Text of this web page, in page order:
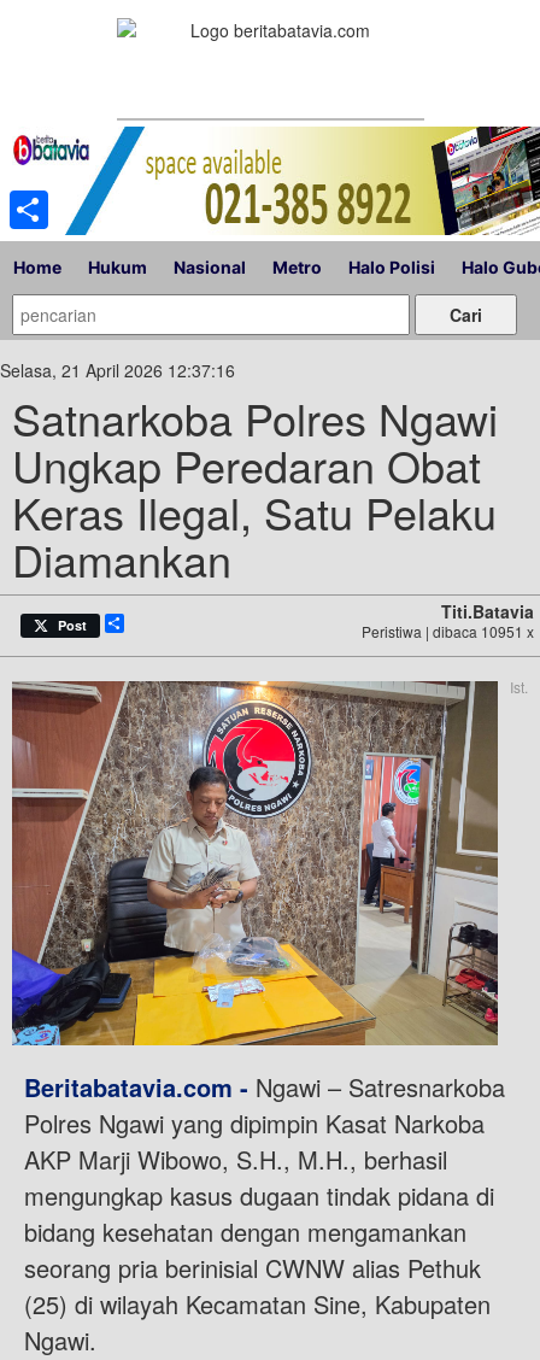
Home Hukum Nasional Metro Halo Polisi Halo
Selasa, 21 April 2026 12:37:16
Satnarkoba Polres Ngawi
Ungkap Peredaran Obat
Keras Ilegal, Satu Pelaku
Diamankan
Post
Titi.batavia
Peristiwa | dibaca 10951 x
Ist.
Beritabatavia.com - Ngawi – Satresnarkoba
Polres Ngawi yang dipimpin Kasat Narkoba
AKP Marji Wibowo, S.H., M.H., berhasil
mengungkap kasus dugaan tindak pidana di
bidang kesehatan dengan mengamankan
seorang pria berinisial CWNW alias Pethuk
(25) di wilayah Kecamatan Sine, Kabupaten
Ngawi.
Share